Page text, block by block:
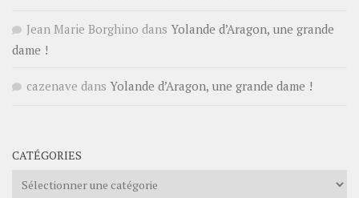
Jean Marie Borghino dans Yolande d’Aragon, une grande
dame !
cazenave dans Yolande d’Aragon, une grande dame !
CATÉGORIES
Catégories